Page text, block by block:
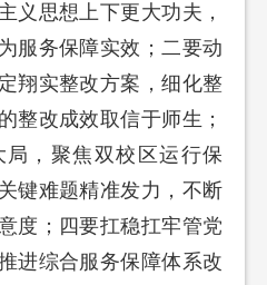
义思想上下更大功夫，
服务保障实效；二要动
翔实整改方案，细化整
整改成效取信于师生；
，聚焦双校区运行保
键难题精准发力，不断
度；四要扛稳扛牢管党
进综合服务保障体系改